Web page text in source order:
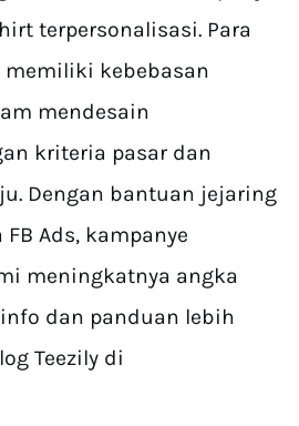
terpersonalisasi. Para
memiliki kebebasan
mendesain
kriteria pasar dan
Dengan bantuan jejaring
Ads, kampanye
meningkatnya angka
dan panduan lebih
Teezily di